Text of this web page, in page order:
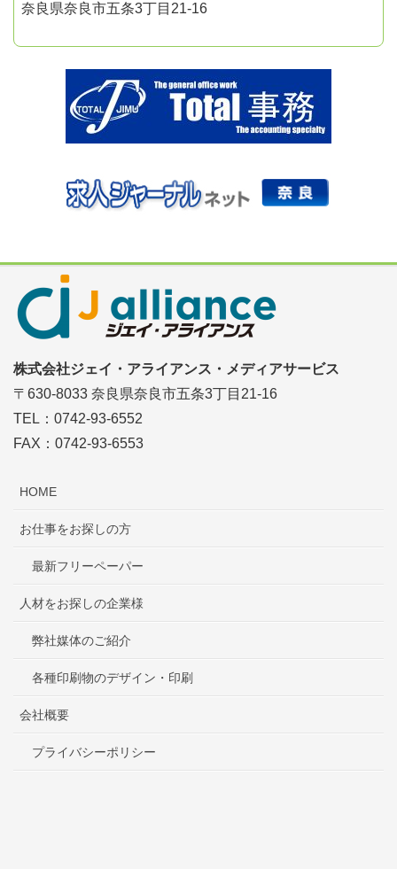
奈良県奈良市五条3丁目21-16
株式会社ジェイ・アライアンス・メディアサービス
〒630-8033 奈良県奈良市五条3丁目21-16
TEL：0742-93-6552
FAX：0742-93-6553
HOME
お仕事をお探しの方
最新フリーペーパー
人材をお探しの企業様
弊社媒体のご紹介
各種印刷物のデザイン・印刷
会社概要
プライバシーポリシー